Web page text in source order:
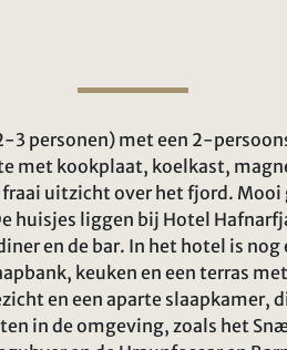
personen) met een 2-
met kookplaat, koelkast,
uitzicht over het fjord.
huisjes liggen bij Hotel
en de bar. In het hotel is
keuken en een terras
en een aparte slaapkamer,
in de omgeving, zoals het